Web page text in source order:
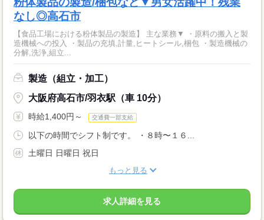
なし◎高石市
【食品工場における粉体製品の製造】 主な業務▼ ・原料の搬入と製
造機械への投入 ・製品の充填,計量,ヒートシール,梱包 ・製造機械の
分解,洗浄,組立...
製造（組立・加工）
大阪府高石市/羽衣駅（車 10分）
時給1,400円～ 交通費一部支給
以下の時間でシフト制です。 ・８時〜１６...
土曜日 日曜日 祝日
もっと見る
求人詳細を見る